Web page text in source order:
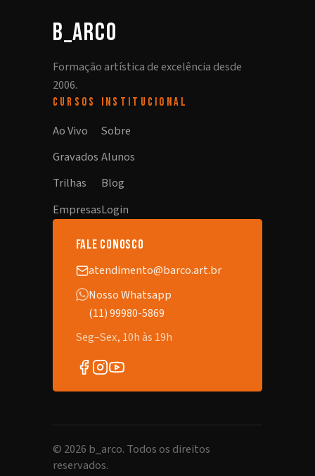
b_arco
Formação artística de excelência desde
2006.
CURSOS
Ao Vivo
Gravados
Trilhas
Empresas
INSTITUCIONAL
Sobre
Alunos
Blog
Login
fale conosco
atendimento@barco.art.br
Nosso Whatsapp
(11) 99980-5869
Seg–Sex, 10h às 19h
© 2026 b_arco. Todos os direitos
reservados.